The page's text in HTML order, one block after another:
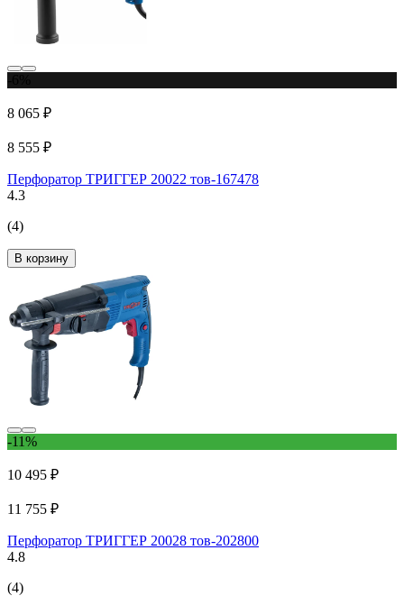
8 065 ₽
8 555 ₽
Перфоратор ТРИГГЕР 20022 тов-167478
4.3
(4)
В корзину
-11%
10 495 ₽
11 755 ₽
Перфоратор ТРИГГЕР 20028 тов-202800
4.8
(4)